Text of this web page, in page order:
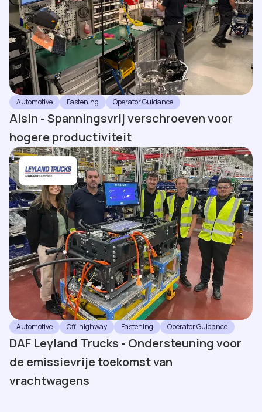
Automotive Fastening Operator Guidance
Aisin - Spanningsvrij verschroeven voor
hogere productiviteit
Automotive Off-highway Fastening Operator Guidance
DAF Leyland Trucks - Ondersteuning voor
de emissievrije toekomst van
vrachtwagens